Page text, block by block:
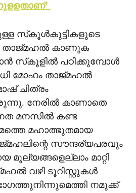
സ്‌കൂള്‍കുട്ടികളുടെ
താജ്മഹല്‍ കാണുക
സ്‌കൂളില്‍ പഠിക്കുമ്പോള്‍
മോഹം താജ്മഹല്‍
ചിത്രം
നേരില്‍ കാണാതെ
മനസില്‍ കണ്ട
മഹാത്ഭുതമായ
സൗന്ദര്യപരവും
മൂല്യങ്ങളെല്ലാം മാറ്റി
വഴി ടൂറിസ്റ്റുകള്‍
നമുക്ക്